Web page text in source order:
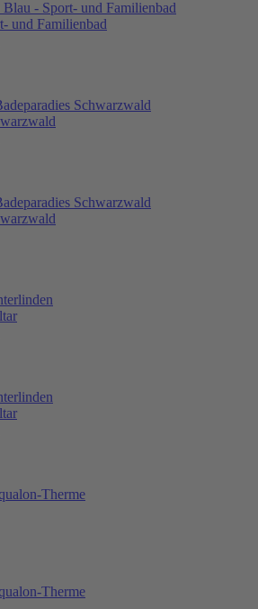
Blau - Sport- und Familienbad
und Familienbad
Schwarzwald
Schwarzwald
Therme
Therme